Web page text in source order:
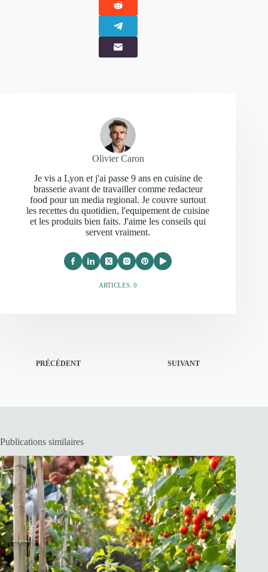
Olivier Caron
Je vis a Lyon et j'ai passe 9 ans en cuisine de
brasserie avant de travailler comme redacteur
food pour un media regional. Je couvre surtout
les recettes du quotidien, l'equipement de cuisine
et les produits bien faits. J'aime les conseils qui
servent vraiment.
ARTICLES: 0
PRÉCÉDENT SUIVANT
Publications similaires